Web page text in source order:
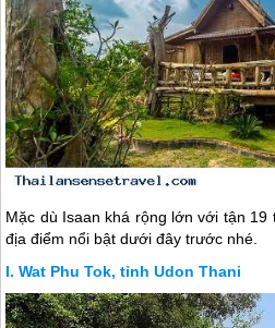
Mặc dù Isaan khá rộng lớn với tận
địa điểm nổi bật dưới đây trước nhé.
Wat Phu Tok, tỉnh Udon Thani